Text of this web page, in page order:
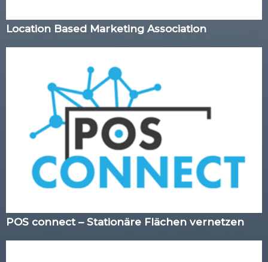
Location Based Marketing Association
POS connect – Stationäre Flächen vernetzen